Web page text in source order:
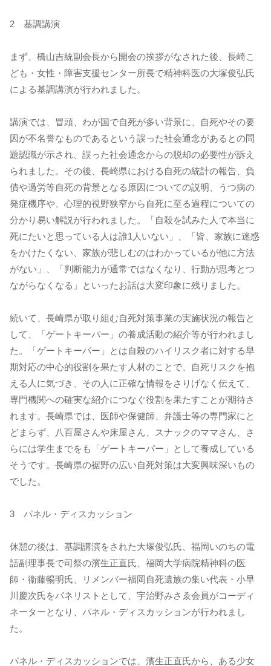
2 基調講演
まず、橋山吉統副会長から開会の挨拶がなされた後、長崎こ
ども・女性・障害支援センター所長で精神科医の大塚俊弘氏
による基調講演が行われました。
講演では、冒頭、わが国で自死が多い背景に、自死やその要
因が不名誉なものであるという誤った社会通念があるとの問
題認識が示され、誤った社会通念からの脱却の必要性が訴え
られました。その後、長崎県における自死の統計の報告、負
債や過労等自死の背景となる原因についての説明、うつ病の
発症機序や、心理的視野狭窄から自死に至る過程についての
分かり易い解説が行われました。「自殺を試みた人で本当に
死にたいと思っている人は誰1人いない」、「皆、家族に迷惑
をかけたくない、家族が悲しむのはわかっているが他に方法
がない」、「判断能力が通常ではなくなり、行動が思考とつ
ながらなくなる」といったお話は大変印象に残りました。
続いて、長崎県が取り組む自死対策事業の実施状況の報告と
して、「ゲートキーパー」の養成活動の紹介等が行われまし
た。「ゲートキーパー」とは自殺のハイリスク者に対する早
期対応の中心的役割を果たす人材のことで、自死リスクを抱
える人に気づき、その人に正確な情報をさりげなく伝えて、
専門機関への確実な紹介につなぐ役割を果たすことが期待さ
れます。長崎県では、医師や保健師、弁護士等の専門家にと
どまらず、八百屋さんや床屋さん、スナックのママさん、さ
らには学生までをも「ゲートキーパー」として養成している
そうです。長崎県の裾野の広い自死対策は大変興味深いもの
でした。
3 パネル・ディスカッション
休憩の後は、基調講演をされた大塚俊弘氏、福岡いのちの電
話副理事長で司祭の濱生正直氏、福岡大学病院精神科の医
師・衞藤暢明氏、リメンバー福岡自死遺族の集い代表・小早
川慶次氏をパネリストとして、宇治野みさゑ会員がコーディ
ネーターとなり、パネル・ディスカッションが行われまし
た。
パネル・ディスカッションでは、濱生正直氏から、ある少女